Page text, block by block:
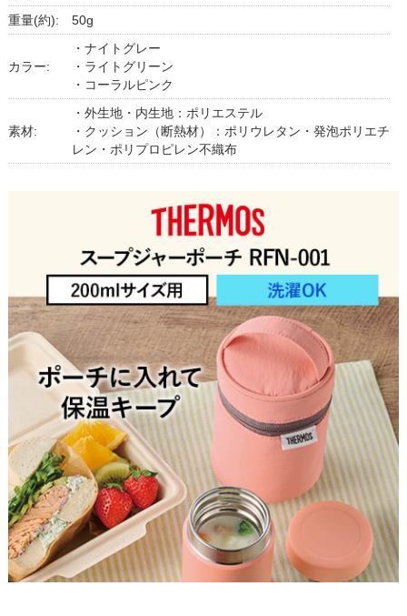
重量(約): 50g
カラー:
・ナイトグレー
・ライトグリーン
・コーラルピンク
素材:
・外生地・内生地：ポリエステル
・クッション（断熱材）：ポリウレタン・発泡ポリエチ
レン・ポリプロピレン不織布